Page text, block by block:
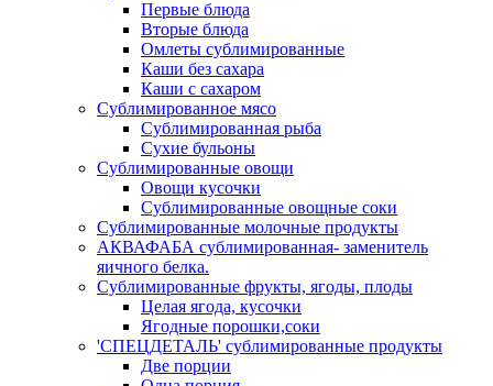
Первые блюда
Вторые блюда
Омлеты сублимированные
Каши без сахара
Каши с сахаром
Сублимированное мясо
Сублимированная рыба
Сухие бульоны
Сублимированные овощи
Овощи кусочки
Сублимированные овощные соки
Сублимированные молочные продукты
АКВАФАБА сублимированная- заменитель
яичного белка.
Сублимированные фрукты, ягоды, плоды
Целая ягода, кусочки
Ягодные порошки,соки
'СПЕЦДЕТАЛЬ' сублимированные продукты
Две порции